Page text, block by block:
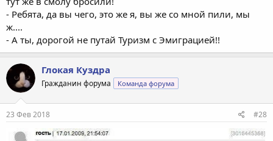
- Ребята, да вы чего, это же я, вы же со мной пили, мы
ж....
- А ты, дорогой не путай Туризм с Эмиграцией!!
Глокая Куздра
Гражданин форума Команда форума
23 Фев 2018 #28